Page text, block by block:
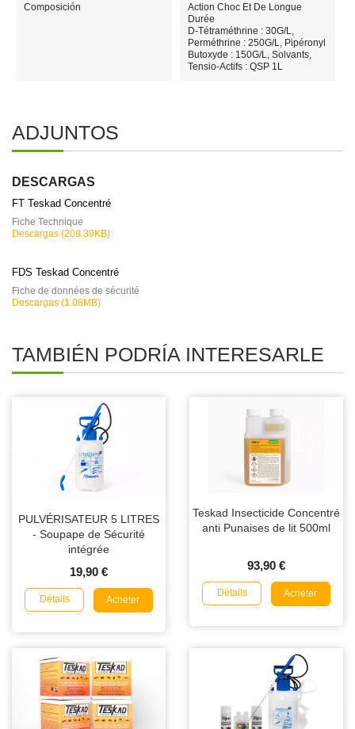
Composición
Action Choc Et De Longue
Durée
D-Tétraméthrine : 30G/L,
Perméthrine : 250G/L, Pipéronyl
Butoxyde : 150G/L, Solvants,
Tensio-Actifs : QSP 1L
ADJUNTOS
DESCARGAS
FT Teskad Concentré
Fiche Technique
Descargas (208.39KB)
FDS Teskad Concentré
Fiche de données de sécurité
Descargas (1.08MB)
TAMBIÉN PODRÍA INTERESARLE
PULVÉRISATEUR 5 LITRES
- Soupape de Sécurité
intégrée
19,90 €
Détails Acheter
Teskad Insecticide Concentré
anti Punaises de lit 500ml
93,90 €
Détails Acheter